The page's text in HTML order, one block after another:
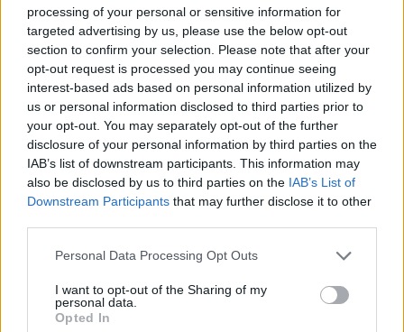
processing of your personal or sensitive information for
targeted advertising by us, please use the below opt-out
section to confirm your selection. Please note that after your
opt-out request is processed you may continue seeing
interest-based ads based on personal information utilized by
us or personal information disclosed to third parties prior to
your opt-out. You may separately opt-out of the further
disclosure of your personal information by third parties on the
IAB’s list of downstream participants. This information may
also be disclosed by us to third parties on the IAB’s List of
Downstream Participants that may further disclose it to other
Personal Data Processing Opt Outs
I want to opt-out of the Sharing of my
personal data.
Opted In
Οι κινηματογραφικές προβολές για παιδιά